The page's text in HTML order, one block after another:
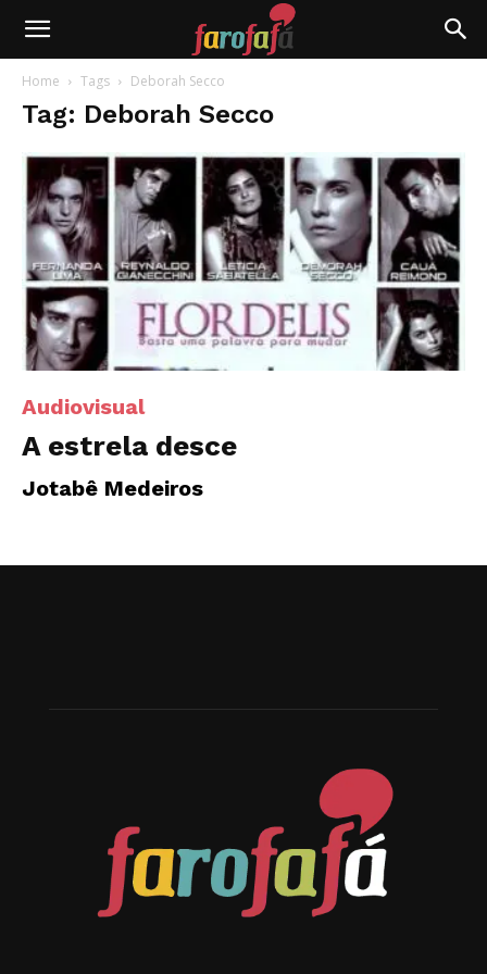
Farofafá
Home Tags Deborah Secco
Tag: Deborah Secco
Audiovisual
A estrela desce
Jotabê Medeiros